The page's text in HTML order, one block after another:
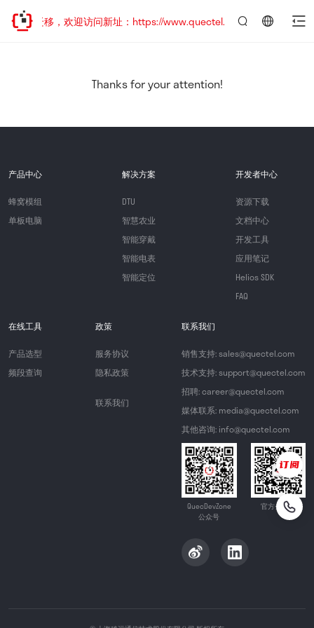
址已迁移，欢迎访问新址：https://www.quectel.com.cn
Thanks for your attention!
产品中心
蜂窝模组
单板电脑
解决方案
DTU
智慧农业
智能穿戴
智能电表
智能定位
开发者中心
资源下载
文档中心
开发工具
应用笔记
Helios SDK
FAQ
在线工具
产品选型
频段查询
政策
服务协议
隐私政策
联系我们
联系我们
销售支持: sales@quectel.com
技术支持: support@quectel.com
招聘: career@quectel.com
媒体联系: media@quectel.com
其他咨询: info@quectel.com
QuecDevZone
公众号
官方公众号